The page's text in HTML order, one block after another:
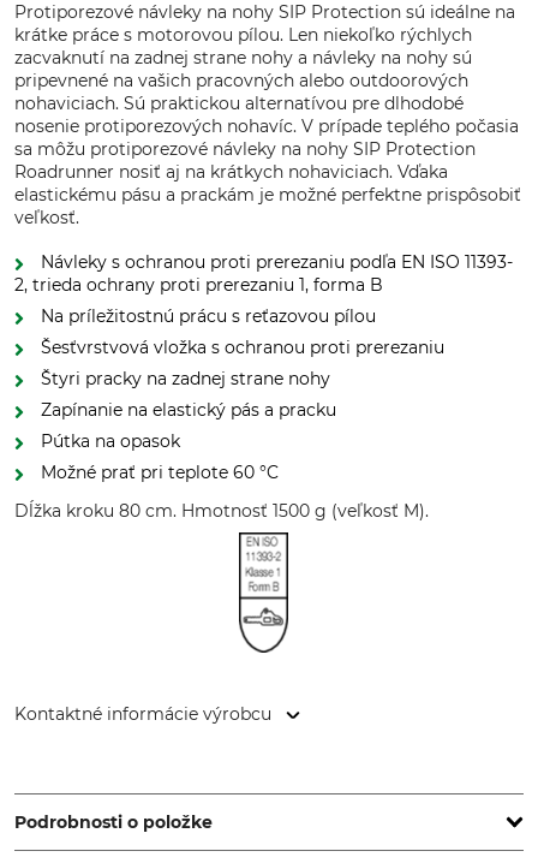
Protiporezové návleky na nohy SIP Protection sú ideálne na
krátke práce s motorovou pílou. Len niekoľko rýchlych
zacvaknutí na zadnej strane nohy a návleky na nohy sú
pripevnené na vašich pracovných alebo outdoorových
nohaviciach. Sú praktickou alternatívou pre dlhodobé
nosenie protiporezových nohavíc. V prípade teplého počasia
sa môžu protiporezové návleky na nohy SIP Protection
Roadrunner nosiť aj na krátkych nohaviciach. Vďaka
elastickému pásu a prackám je možné perfektne prispôsobiť
veľkosť.
Návleky s ochranou proti prerezaniu podľa EN ISO 11393-
2, trieda ochrany proti prerezaniu 1, forma B
Na príležitostnú prácu s reťazovou pílou
Šesťvrstvová vložka s ochranou proti prerezaniu
Štyri pracky na zadnej strane nohy
Zapínanie na elastický pás a pracku
Pútka na opasok
Možné prať pri teplote 60 °C
Dĺžka kroku 80 cm. Hmotnosť 1500 g (veľkosť M).
Kontaktné informácie výrobcu
www.sioenapparel.com
Podrobnosti o položke